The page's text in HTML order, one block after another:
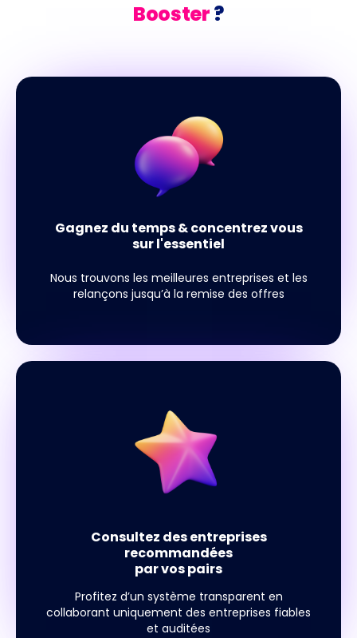
Booster?
Gagnez du temps & concentrez vous
sur l'essentiel
Nous trouvons les meilleures entreprises et les
relançons jusqu’à la remise des offres
Consultez des entreprises
recommandées
par vos pairs
Profitez d’un système transparent en
collaborant uniquement des entreprises fiables
et auditées